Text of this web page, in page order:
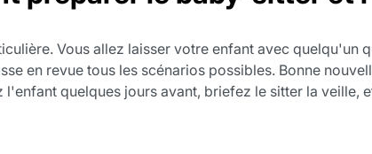
Vous allez laisser votre enfant avec quelqu'un
en revue tous les scénarios possibles. Bonne
quelques jours avant, briefez le sitter la veille,